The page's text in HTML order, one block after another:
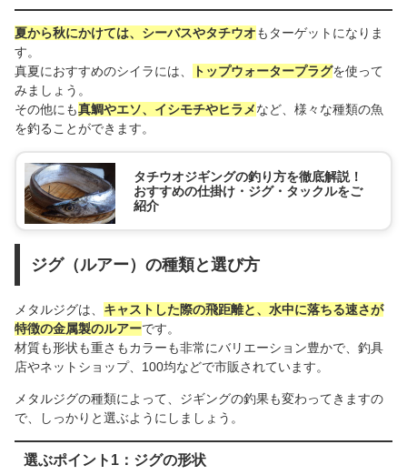
夏から秋にかけては、シーバスやタチウオもターゲットになりま
す。
真夏におすすめのシイラには、
トップウォータープラグを使って
みましょう。
その他にも真鯛やエソ、イシモチやヒラメなど、様々な種類の魚
を釣ることができます。
タチウオジギングの釣り方を徹底解説！
おすすめの仕掛け・ジグ・タックルをご
紹介
ジグ（ルアー）の種類と選び方
メタルジグは、 キャストした際の飛距離と、水中に落ちる速さが
特徴の金属製のルアーです。
材質も形状も重さもカラーも非常にバリエーション豊かで、釣具
店やネットショップ、100均などで市販されています。
メタルジグの種類によって、ジギングの釣果も変わってきますの
で、しっかりと選ぶようにしましょう。
選ぶポイント1：ジグの形状